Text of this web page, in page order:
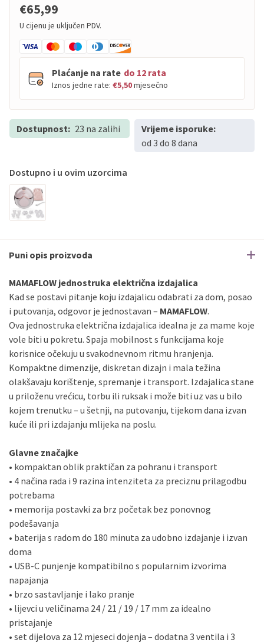
€65,99
U cijenu je uključen PDV.
Plaćanje na rate do 12 rata
Iznos jedne rate: €5,50mjesečno
PBZ Visa do12
Visa Premium
Erste
Maestro
Erste
Erste
Sve banke
Sve banke
Maestro
Jednokratno
ECC
Discover Jednokratno
Dostupnost: 23 na zalihi
Vrijeme isporuke:
od 3 do 8 dana
Dostupno i u ovim uzorcima
Puni opis proizvoda
MAMAFLOW jednostruka električna izdajalica
Kad se postavi pitanje koju izdajalicu odabrati za dom, posao
i putovanja, odgovor je jednostavan – MAMAFLOW.
Ova jednostruka električna izdajalica idealna je za mame koje
vole biti u pokretu. Spaja mobilnost s funkcijama koje
korisnice očekuju u svakodnevnom ritmu hranjenja.
Kompaktne dimenzije, diskretan dizajn i mala težina
olakšavaju korištenje, spremanje i transport. Izdajalica stane
u priloženu vrećicu, torbu ili ruksak i može biti uz vas u bilo
kojem trenutku – u šetnji, na putovanju, tijekom dana izvan
kuće ili pri izdajanju mlijeka na poslu.
Glavne značajke
• kompaktan oblik praktičan za pohranu i transport
• 4 načina rada i 9 razina intenziteta za preciznu prilagodbu
potrebama
• memorija postavki za brz početak bez ponovnog
podešavanja
• baterija s radom do 180 minuta za udobno izdajanje i izvan
doma
• USB-C punjenje kompatibilno s popularnim izvorima
napajanja
• brzo sastavljanje i lako pranje
• lijevci u veličinama 24 / 21 / 19 / 17 mm za idealno
pristajanje
• set dijelova za 12 mjeseci dojenja – dodatna 3 ventila i 3